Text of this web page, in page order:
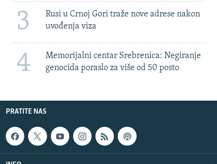
3
Rusi u Crnoj Gori traže nove adrese nakon
uvođenja viza
4
Memorijalni centar Srebrenica: Negiranje
genocida poraslo za više od 50 posto
PRATITE NAS